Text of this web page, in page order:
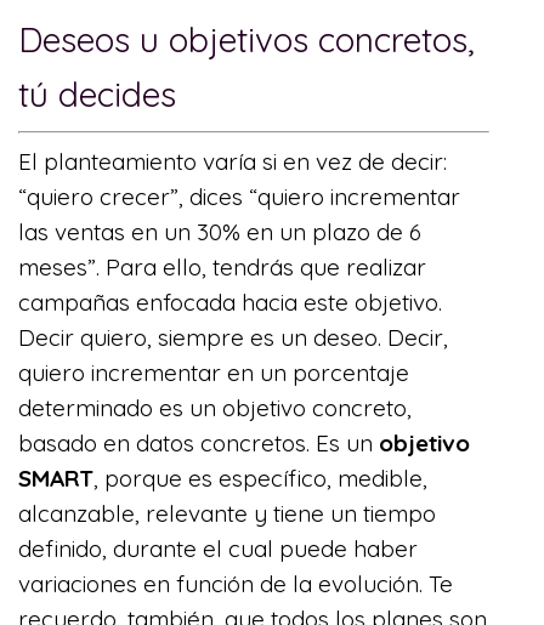
Deseos u objetivos concretos,
tú decides
El planteamiento varía si en vez de decir:
“quiero crecer”, dices “quiero incrementar
las ventas en un 30% en un plazo de 6
meses”. Para ello, tendrás que realizar
campañas enfocada hacia este objetivo.
Decir quiero, siempre es un deseo. Decir,
quiero incrementar en un porcentaje
determinado es un objetivo concreto,
basado en datos concretos. Es un objetivo
SMART , porque es específico, medible,
alcanzable, relevante y tiene un tiempo
definido, durante el cual puede haber
variaciones en función de la evolución. Te
recuerdo, también, que todos los planes son